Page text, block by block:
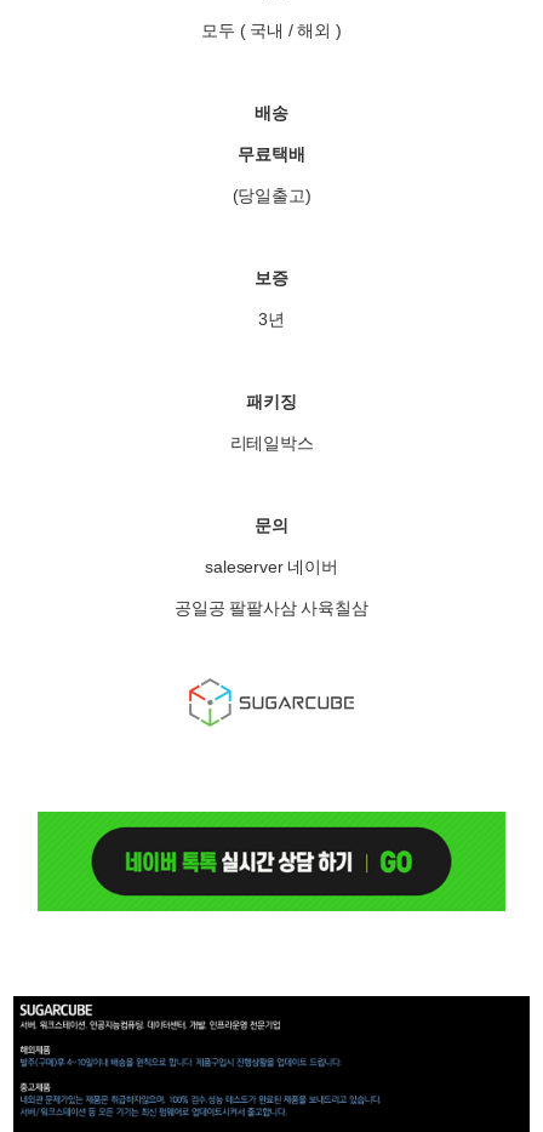
모두 ( 국내 / 해외 )
배송
무료택배
(당일출고)
보증
3년
패키징
리테일박스
문의
saleserver 네이버
공일공 팔팔사삼 사육칠삼